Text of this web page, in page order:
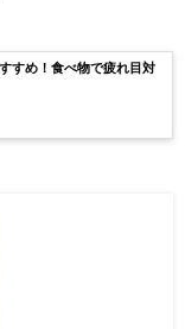
すめ！食べ物で疲れ目対